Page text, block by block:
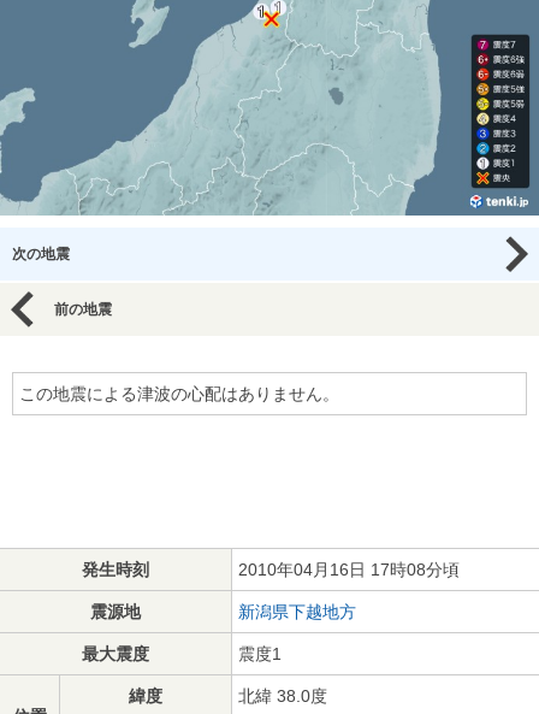
次の地震
前の地震
この地震による津波の心配はありません。
発生時刻 2010年04月16日 17時08分頃
震源地 新潟県下越地方
最大震度 震度1
緯度 北緯 38.0度